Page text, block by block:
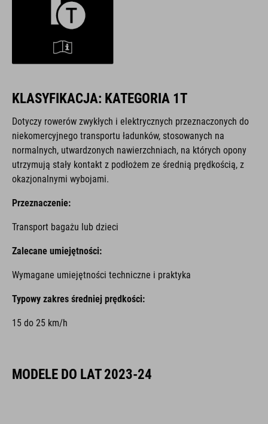
KLASYFIKACJA: KATEGORIA 1T
Dotyczy rowerów zwykłych i elektrycznych przeznaczonych do
niekomercyjnego transportu ładunków, stosowanych na
normalnych, utwardzonych nawierzchniach, na których opony
utrzymują stały kontakt z podłożem ze średnią prędkością, z
okazjonalnymi wybojami.
Przeznaczenie:
Transport bagażu lub dzieci
Zalecane umiejętności:
Wymagane umiejętności techniczne i praktyka
Typowy zakres średniej prędkości:
15 do 25 km/h
MODELE DO LAT 2023-24